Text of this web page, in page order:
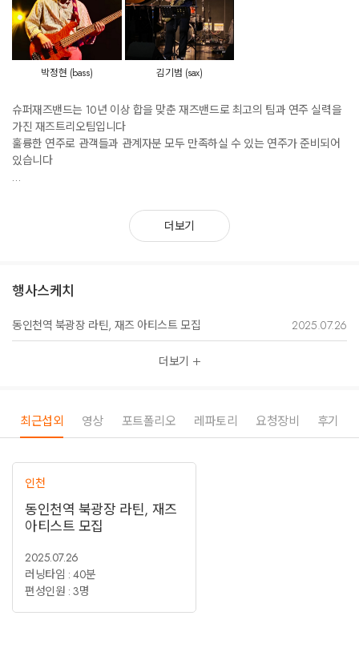
박정현 (bass) 김기범 (sax)
슈퍼재즈밴드는 10년 이상 합을 맞춘 재즈밴드로 최고의 팀과 연주 실력을
가진 재즈트리오팀입니다
훌륭한 연주로 관객들과 관계자분 모두 만족하실 수 있는 연주가 준비되어
있습니다
정서와 지식 두마리 토끼를 잡으실 수 있습니다
더보기
행사스케치
동인천역 북광장 라틴, 재즈 아티스트 모집 2025.07.26
더보기
최근섭외 영상 포트폴리오 레파토리 요청장비 후기
인천
동인천역 북광장 라틴, 재즈
아티스트 모집
2025.07.26
러닝타임 : 40분
편성인원 : 3명